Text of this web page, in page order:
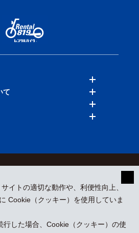
イトの適切な動作や、利便性向上、
Cookie（クッキー）を使用していま
行した場合、Cookie（クッキー）の使
て
プレスリリース
© All Rights Reserved.